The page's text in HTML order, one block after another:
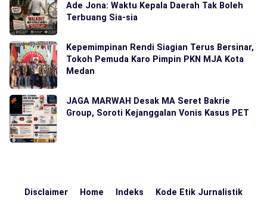
Ade Jona: Waktu Kepala Daerah Tak Boleh
Terbuang Sia-sia
Kepemimpinan Rendi Siagian Terus Bersinar,
Tokoh Pemuda Karo Pimpin PKN MJA Kota
Medan
JAGA MARWAH Desak MA Seret Bakrie
Group, Soroti Kejanggalan Vonis Kasus PET
Disclaimer Home Indeks Kode Etik Jurnalistik